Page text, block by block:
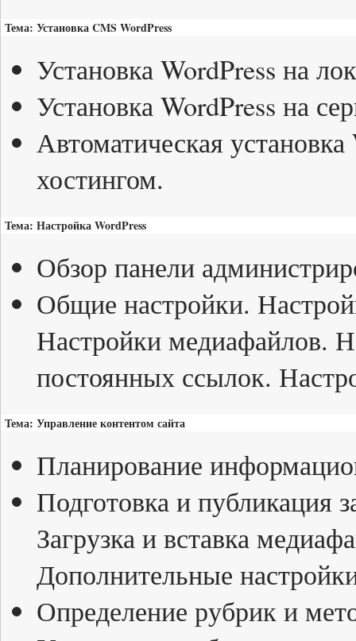
Тема: Установка CMS WordPress
Установка WordPress на
Установка WordPress на
Автоматическая
хостингом.
Тема: Настройка WordPress
Обзор панели
Общие настройки.
Настройки медиафайлов.
постоянных ссылок.
Тема: Управление контентом сайта
Планирование
Подготовка и публикация
Загрузка и вставка
Дополнительные
Определение рубрик и